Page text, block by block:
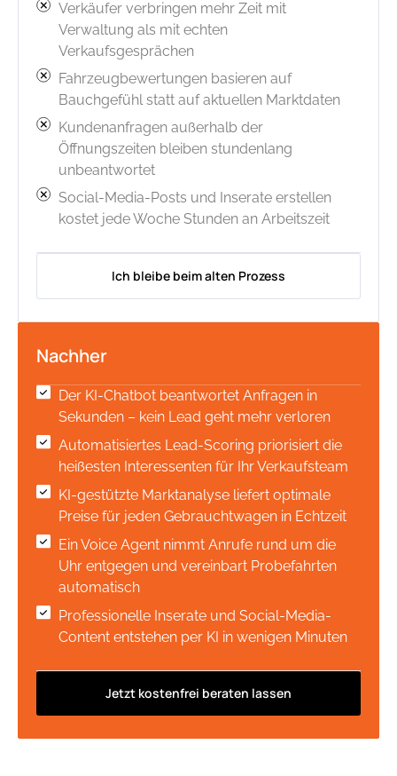
Verkäufer verbringen mehr Zeit mit
Verwaltung als mit echten
Verkaufsgesprächen
Fahrzeugbewertungen basieren auf
Bauchgefühl statt auf aktuellen Marktdaten
Kundenanfragen außerhalb der
Öffnungszeiten bleiben stundenlang
unbeantwortet
Social-Media-Posts und Inserate erstellen
kostet jede Woche Stunden an Arbeitszeit
Ich bleibe beim alten Prozess
Nachher
Der KI-Chatbot beantwortet Anfragen in
Sekunden – kein Lead geht mehr verloren
Automatisiertes Lead-Scoring priorisiert die
heißesten Interessenten für Ihr Verkaufsteam
KI-gestützte Marktanalyse liefert optimale
Preise für jeden Gebrauchtwagen in Echtzeit
Ein Voice Agent nimmt Anrufe rund um die
Uhr entgegen und vereinbart Probefahrten
automatisch
Professionelle Inserate und Social-Media-
Content entstehen per KI in wenigen Minuten
Jetzt kostenfrei beraten lassen